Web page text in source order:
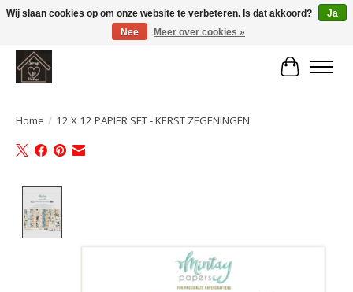
Large selection of products and fast shipping!
Home / 12 X 12 PAPIER SET - KERST ZEGENINGEN
Wij slaan cookies op om onze website te verbeteren. Is dat akkoord?
Ja
Nee
Meer over cookies »